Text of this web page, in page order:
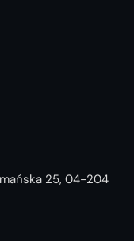
25, 04-204